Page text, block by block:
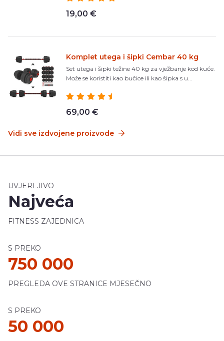
19,00 €
Komplet utega i šipki Cembar 40 kg
Set utega i šipki težine 40 kg za vježbanje kod kuće.
Može se koristiti kao bučice ili kao šipka s u...
69,00 €
Vidi sve izdvojene proizvode
UVJERLJIVO
Najveća
FITNESS ZAJEDNICA
S PREKO
750 000
PREGLEDA OVE STRANICE MJESEČNO
S PREKO
50 000